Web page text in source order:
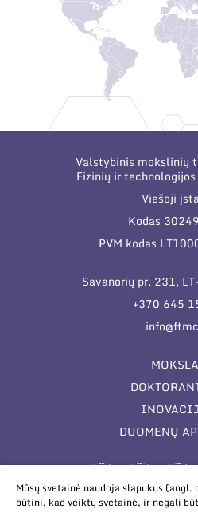
Valstybinis mokslinių
Fizinių ir
Viešoji
Kodas
PVM kodas
Savanorių pr. 231,
+370 645
DUOMENŲ
Mūsų svetainė naudoja slapukus
būtini, kad veiktų svetainė, ir negali